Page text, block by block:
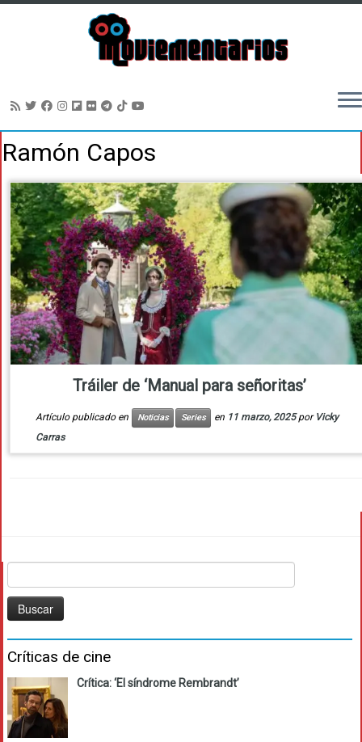
alRamón Capos
Tráiler de ‘Manual para señoritas’
Artículo publicado en Noticias Series en 11 marzo, 2025 por Vicky
Carras
Críticas de cine
Crítica: ‘El síndrome Rembrandt’